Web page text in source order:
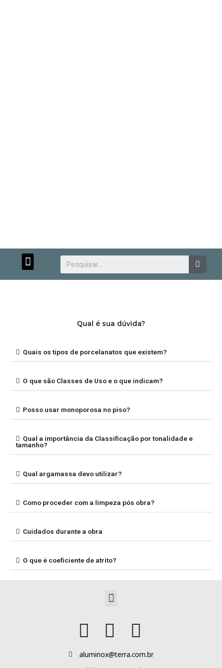
Atendimento
personalizado.
sonhos!
Menu
Qual é sua dúvida?
Quais os tipos de porcelanatos que existem?
O que são Classes de Uso e o que indicam?
Posso usar monoporosa no piso?
Qual a importância da Classificação por tonalidade e
tamanho?
Qual argamassa devo utilizar?
Como proceder com a limpeza pós obra?
Cuidados durante a obra
O que é coeficiente de atrito?
Menu
aluminox@terra.com.br